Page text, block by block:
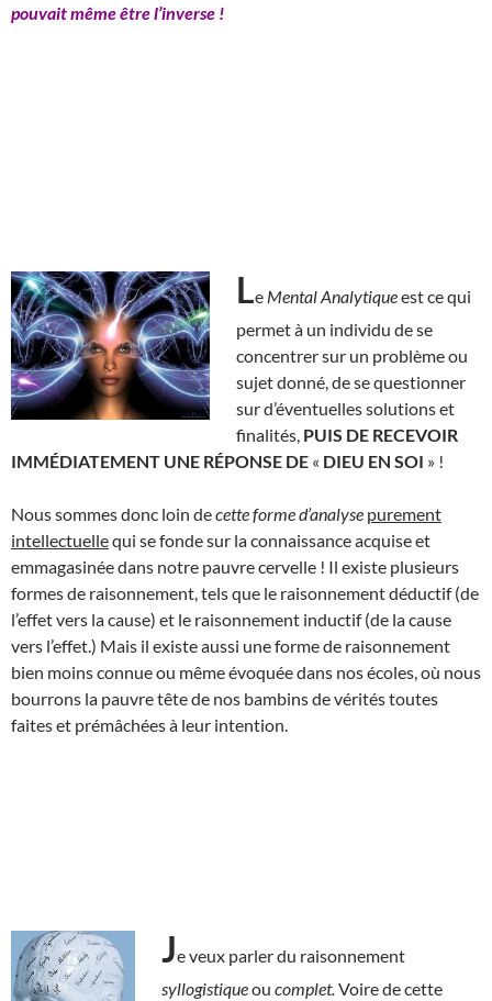
pouvait même être l’inverse !
Le Mental Analytiqueest ce qui
permet à un individu de se
concentrer sur un problème ou
sujet donné, de se questionner
sur d’éventuelles solutions et
finalités, PUIS DE RECEVOIR
IMMÉDIATEMENT UNE RÉPONSE DE « DIEU EN SOI » !
Nous sommes donc loin decette formed’analyse purement
intellectuellequi se fonde sur la connaissance acquise et
emmagasinée dans notre pauvre cervelle ! Il existe plusieurs
formes de raisonnement, tels que le raisonnement déductif (de
l’effet vers la cause) et le raisonnement inductif (de la cause
vers l’effet.) Mais il existe aussi une forme de raisonnement
bien moins connue ou même évoquée dans nos écoles, où nous
bourrons la pauvre tête de nos bambins de vérités toutes
faites et prémâchées à leur intention.
Je veux parler du raisonnement
syllogistiqueou complet. Voire de cette